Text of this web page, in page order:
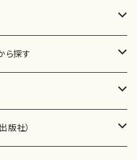
ら探す
版社）